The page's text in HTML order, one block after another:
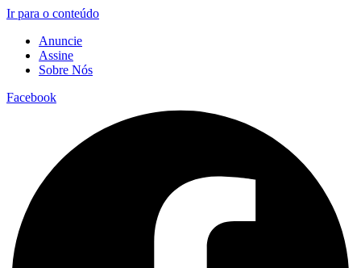
Ir para o conteúdo
Anuncie
Assine
Sobre Nós
Facebook